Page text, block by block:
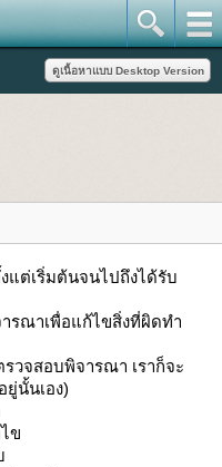
แต่เริ่มต้นจนไปถึงได้รับ
รณาเพื่อแก้ไขสิ่งที่ผิดทำ
วจสอบพิจารณา เราก็จะ
ยู่นั้นเอง)
ข